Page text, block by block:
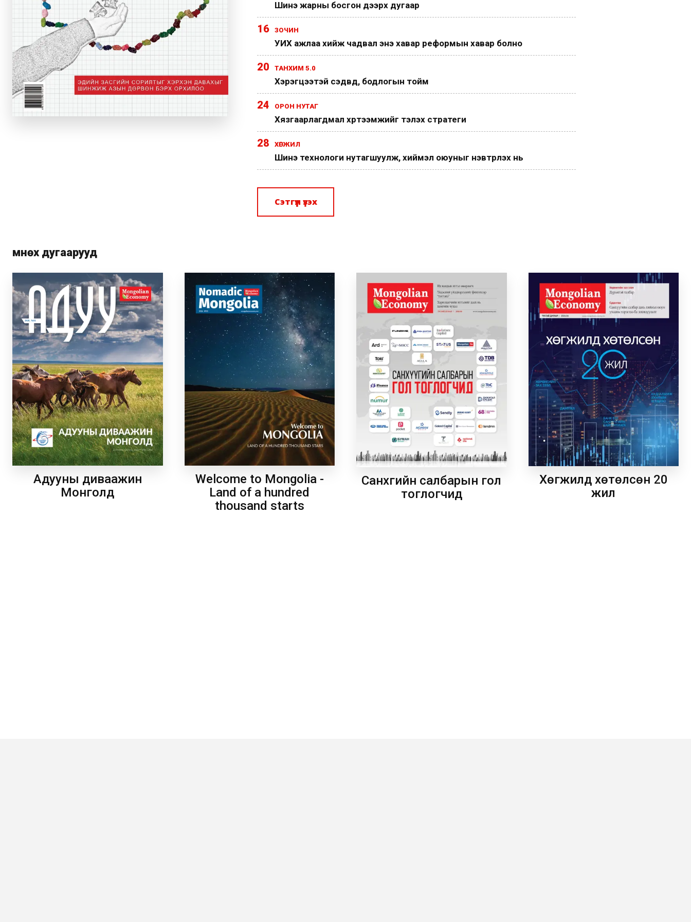
Шинэ жарны босгон дээрх дугаар
16 ЗОЧИН
УИХ ажлаа хийж чадвал энэ хавар реформын хавар болно
20 ТАНХИМ 5.0
Хэрэгцээтэй сэдвүүд, бодлогын тойм
24 ОРОН НУТАГ
Хязгаарлагдмал хүртээмжийг тэлэх стратеги
28 ХӨГЖИЛ
Шинэ технологи нутагшуулж, хиймэл оюуныг нэвтрүүлэх нь
Сэтгүүл үзэх
Өмнөх дугаарууд
Адууны диваажин
Монголд
Welcome to Mongolia -
Land of a hundred
thousand starts
Санхүүгийн салбарын гол
тоглогчид
Хөгжилд хөтөлсөн 20
жил